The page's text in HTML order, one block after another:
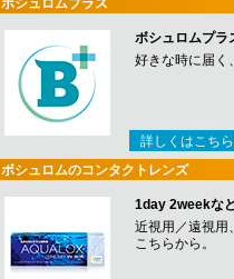
ボシュロムプラス
ボシュロムプラ
好きな時に届く
詳しくはこちら
ボシュロムのコンタクトレンズ
1day 2weekな
近視用／遠視用
こちらから。